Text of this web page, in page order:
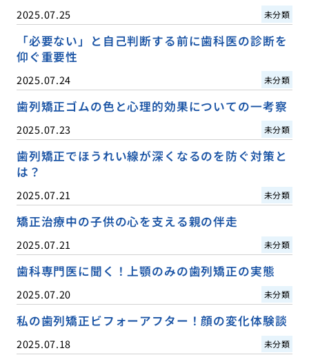
2025.07.25 未分類
「必要ない」と自己判断する前に歯科医の診断を
仰ぐ重要性
2025.07.24 未分類
歯列矯正ゴムの色と心理的効果についての一考察
2025.07.23 未分類
歯列矯正でほうれい線が深くなるのを防ぐ対策と
は？
2025.07.21 未分類
矯正治療中の子供の心を支える親の伴走
2025.07.21 未分類
歯科専門医に聞く！上顎のみの歯列矯正の実態
2025.07.20 未分類
私の歯列矯正ビフォーアフター！顔の変化体験談
2025.07.18 未分類